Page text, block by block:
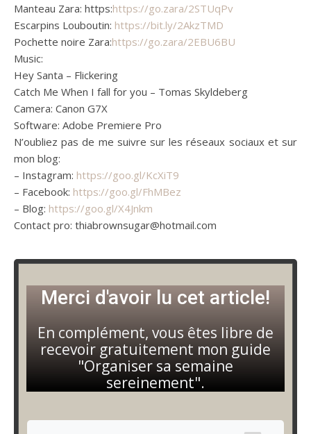
Manteau Zara: https:https://go.zara/2STUqPv
Escarpins Louboutin: https://bit.ly/2AkzTMD
Pochette noire Zara:https://go.zara/2EBU6BU
Music:
Hey Santa – Flickering
Catch Me When I fall for you – Tomas Skyldeberg
Camera: Canon G7X
Software: Adobe Premiere Pro
N’oubliez pas de me suivre sur les réseaux sociaux et sur
mon blog:
– Instagram: https://goo.gl/KcXiT9
– Facebook: https://goo.gl/FhMBez
– Blog: https://goo.gl/X4Jnkm
Contact pro: thiabrownsugar@hotmail.com
Merci d'avoir lu cet article!
En complément, vous êtes libre de
recevoir gratuitement mon guide
"Organiser sa semaine
sereinement".